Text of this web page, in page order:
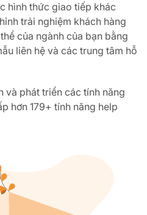
hình thức giao tiếp khác
trải nghiệm khách hàng
của ngành của bạn bằng
liên hệ và các trung tâm hỗ
và phát triển các tính năng
hơn 179+ tính năng help